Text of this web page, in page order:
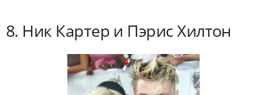
8. Ник Картер и Пэрис Хилтон